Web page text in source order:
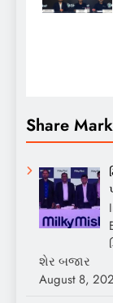
Share
શેર બજાર
August 8,